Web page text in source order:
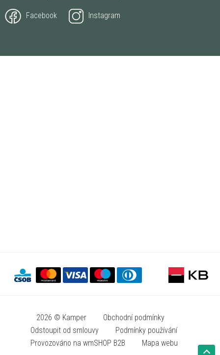
Facebook Instagram
2026 © Kamper
Obchodní podmínky
Odstoupit od smlouvy
Podmínky používání
Provozováno na wmSHOP B2B
Mapa webu